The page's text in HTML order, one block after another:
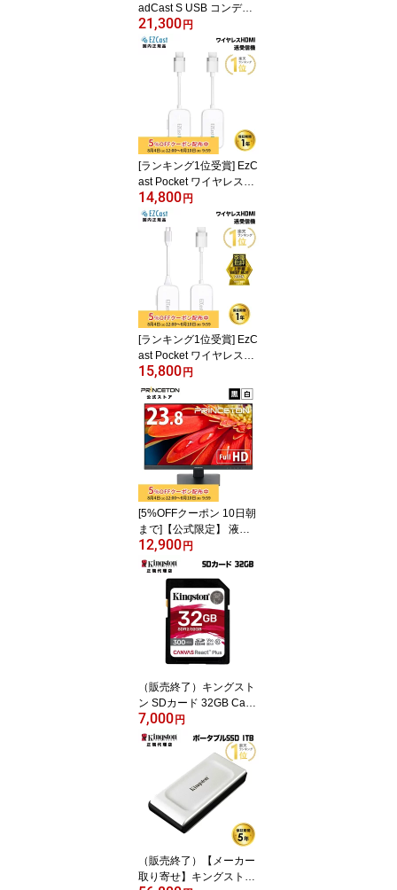
adCast S USB コンデン
サーマイク 4P5P7AA ブ
ラック 519P0AA ホワイ
ト ハイパーエックス ク
アッドキャストエス クワ
PC 黒 白 RGB 配信用マ
イク ゲーム実況 配信 Wi
ndows Mac PS4 PS5 対
応 ハイパーx 国内正規品
21,300円
[ランキング1位受賞] EzC
ast Pocket ワイヤレスプ
レゼンテーション HDMI t
o HDMI接続 1対1接続 EZ
CASTPOCKET-H1R1 ミ
ラーリング ワイヤレスミ
ラーリング hdmi 無線 テ
レビ接続 大画面 プレゼ
ンテーション ワイヤレス
HDMIエクステンダー プ
リンストン
14,800円
[ランキング1位受賞] EzC
ast Pocket ワイヤレスプ
レゼンテーション USB-
C to HDMI接続 1対1接続
EZCASTPOCKET-C1R1
ミラーリング ワイヤレス
ミラーリング hdmi 無線
テレビ接続 大画面 プレ
ゼンテーション type-c ワ
イヤレス HDMIエクステ
ンダー iphone17 iphone
16
15,800円
[5%OFFクーポン 10日朝
まで]【公式限定】 液晶
ディスプレイ 23.8インチ
ワイド 【付属ケーブル限
定モデル(HDMI)】 全2色
フルHD 白色LEDバック
ライト 広視野角 PTFWL
D-24W PTFBLD-24W プ
リンストン 23.8型 FHD
液晶モニター HDMI スピ
モニター
12,900円
（販売終了）キングスト
ン SDカード 32GB Canv
as React Plus SDメモリ
カード UHS-II U3 V90 S
DR2/32GB Kingston SD
XC 4K 8K 高速 カメラ uh
s 新生活 国内正規品 キャ
ンセル不可
7,000円
（販売終了）【メーカー
取り寄せ】キングストン